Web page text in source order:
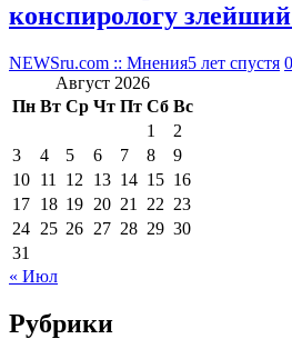
конспирологу
NEWSru.com :: Мнения5 лет спустя 0
Август 2026
Пн Вт Ср Чт Пт Сб Вс
1
2
3
4 5 6 7 8
9
10 11 12 13 14 15 16
17 18 19 20 21 22 23
24 25 26 27 28 29 30
31
« Июл
Рубрики